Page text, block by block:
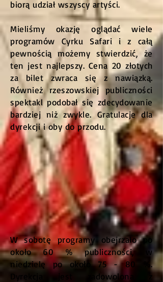
biorą udział wszyscy artyści.
Mieliśmy okazję oglądać wiele
programów Cyrku Safari i z całą
pewnością możemy stwierdzić, że
ten jest najlepszy. Cena 20 złotych
za bilet zwraca się z nawiązką.
Również rzeszowskiej publiczności
spektakl podobał się zdecydowanie
bardziej niż zwykle. Gratulacje dla
dyrekcji i oby do przodu.
W sobotę programy obejrzało po
około 60 % publiczności, w
niedzielę po około 75 - 80 %.
Dyrekcja jest zadowolona z